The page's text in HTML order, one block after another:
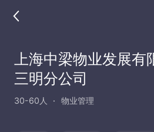
上海中梁物业发展有
三明分公司
30-60人 物业管理